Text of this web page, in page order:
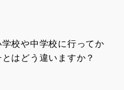
校や中学校に行ってか
はどう違いますか？